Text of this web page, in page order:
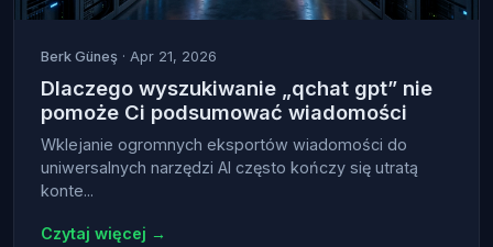
Berk Güneş · Apr 21, 2026
Dlaczego wyszukiwanie „qchat gpt” nie
pomoże Ci podsumować wiadomości
Wklejanie ogromnych eksportów wiadomości do
uniwersalnych narzędzi AI często kończy się utratą
konte...
Czytaj więcej →